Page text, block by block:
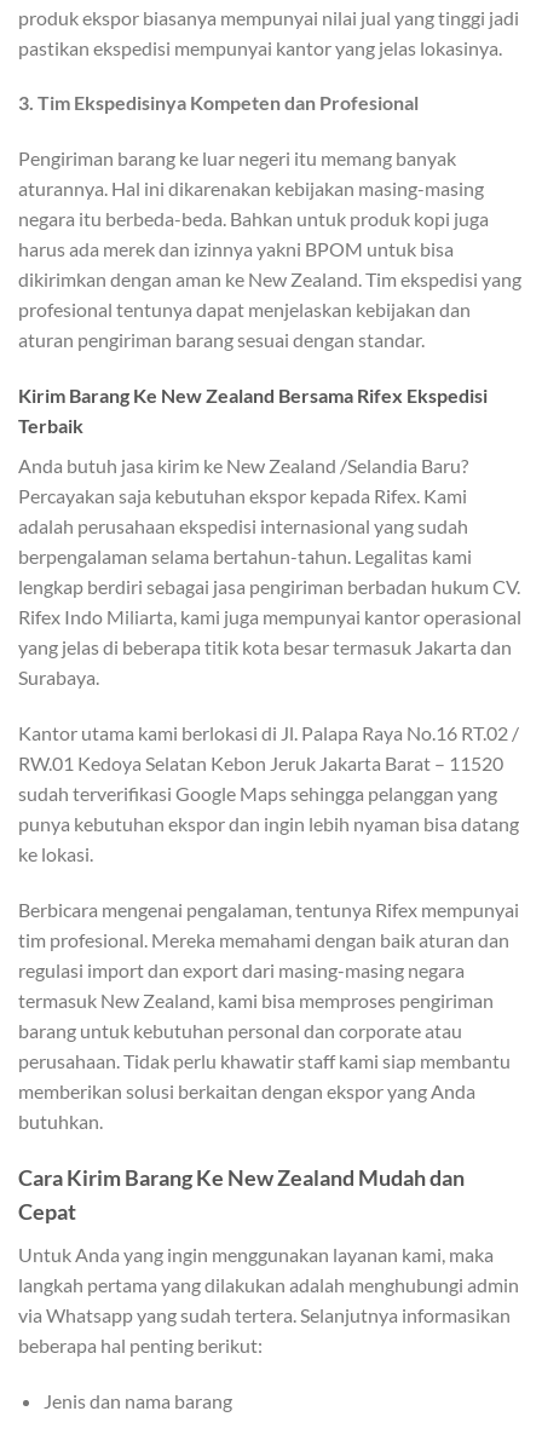
produk ekspor biasanya mempunyai nilai jual yang tinggi jadi
pastikan ekspedisi mempunyai kantor yang jelas lokasinya.
3. Tim Ekspedisinya Kompeten dan Profesional
Pengiriman barang ke luar negeri itu memang banyak
aturannya. Hal ini dikarenakan kebijakan masing-masing
negara itu berbeda-beda. Bahkan untuk produk kopi juga
harus ada merek dan izinnya yakni BPOM untuk bisa
dikirimkan dengan aman ke New Zealand. Tim ekspedisi yang
profesional tentunya dapat menjelaskan kebijakan dan
aturan pengiriman barang sesuai dengan standar.
Kirim Barang Ke New Zealand Bersama Rifex Ekspedisi
Terbaik
Anda butuh jasa kirim ke New Zealand /Selandia Baru?
Percayakan saja kebutuhan ekspor kepada Rifex. Kami
adalah perusahaan ekspedisi internasional yang sudah
berpengalaman selama bertahun-tahun. Legalitas kami
lengkap berdiri sebagai jasa pengiriman berbadan hukum CV.
Rifex Indo Miliarta, kami juga mempunyai kantor operasional
yang jelas di beberapa titik kota besar termasuk Jakarta dan
Surabaya.
Kantor utama kami berlokasi di Jl. Palapa Raya No.16 RT.02 /
RW.01 Kedoya Selatan Kebon Jeruk Jakarta Barat – 11520
sudah terverifikasi Google Maps sehingga pelanggan yang
punya kebutuhan ekspor dan ingin lebih nyaman bisa datang
ke lokasi.
Berbicara mengenai pengalaman, tentunya Rifex mempunyai
tim profesional. Mereka memahami dengan baik aturan dan
regulasi import dan export dari masing-masing negara
termasuk New Zealand, kami bisa memproses pengiriman
barang untuk kebutuhan personal dan corporate atau
perusahaan. Tidak perlu khawatir staff kami siap membantu
memberikan solusi berkaitan dengan ekspor yang Anda
butuhkan.
Cara Kirim Barang Ke New Zealand Mudah dan
Cepat
Untuk Anda yang ingin menggunakan layanan kami, maka
langkah pertama yang dilakukan adalah menghubungi admin
via Whatsapp yang sudah tertera. Selanjutnya informasikan
beberapa hal penting berikut:
Jenis dan nama barang